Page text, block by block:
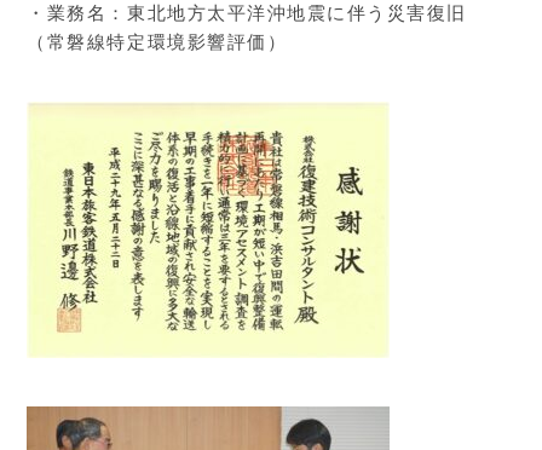
・業務名：東北地方太平洋沖地震に伴う災害復旧
（常磐線特定環境影響評価）